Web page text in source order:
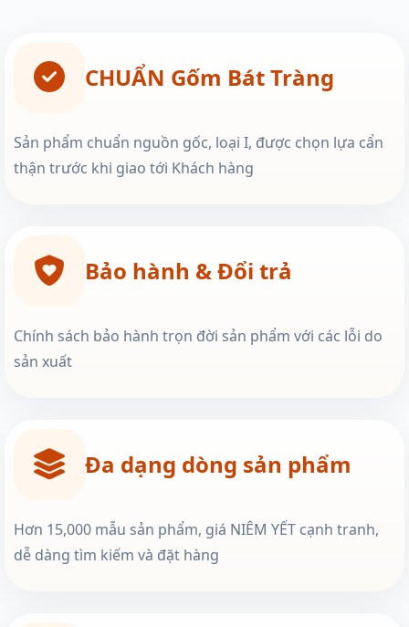
CHUẨN Gốm Bát Tràng
Sản phẩm chuẩn nguồn gốc, loại I, được chọn lựa cẩn
thận trước khi giao tới Khách hàng
Bảo hành & Đổi trả
Chính sách bảo hành trọn đời sản phẩm với các lỗi do
sản xuất
Đa dạng dòng sản phẩm
Hơn 15,000 mẫu sản phẩm, giá NIÊM YẾT cạnh tranh,
dễ dàng tìm kiếm và đặt hàng